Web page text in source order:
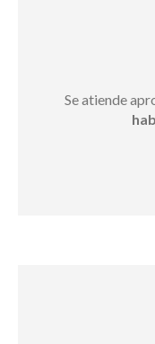
Se atiende